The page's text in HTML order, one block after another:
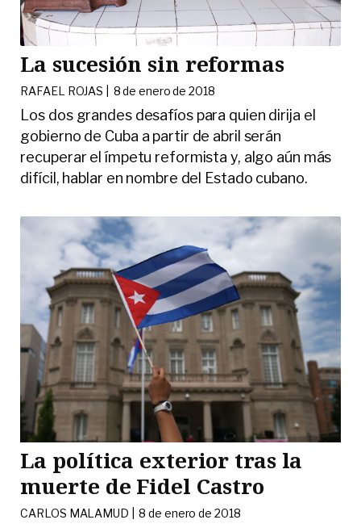
La sucesión sin reformas
RAFAEL ROJAS | 8 de enero de 2018
Los dos grandes desafíos para quien dirija el
gobierno de Cuba a partir de abril serán
recuperar el ímpetu reformista y, algo aún más
difícil, hablar en nombre del Estado cubano.
La política exterior tras la
muerte de Fidel Castro
CARLOS MALAMUD |8 de enero de 2018